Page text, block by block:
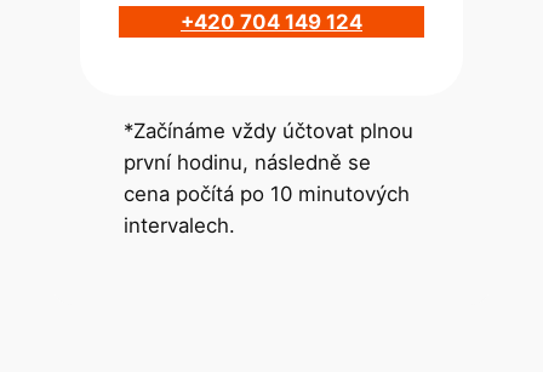
+420 704 149 124
*Začínáme vždy účtovat plnou
první hodinu, následně se
cena počítá po 10 minutových
intervalech.